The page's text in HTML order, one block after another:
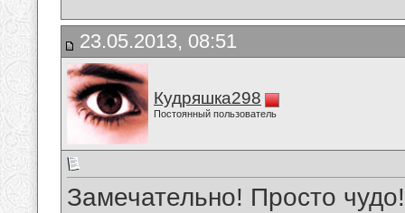
23.05.2013, 08:51
Кудряшка298
Постоянный пользователь
Замечательно! Просто чудо!